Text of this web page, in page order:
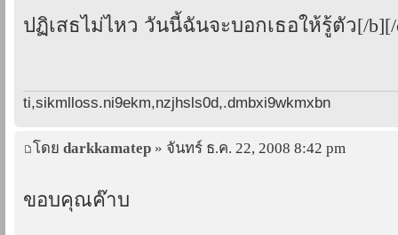
ปฏิเสธไม่ไหว วันนี้ฉันจะบอกเธอให้รู้ตัว[/b][/
ti,sikmlloss.ni9ekm,nzjhsls0d,.dmbxi9wkmxbn
โดย darkkamatep » จันทร์ ธ.ค. 22, 2008 8:42 pm
ขอบคุณค๊าบ